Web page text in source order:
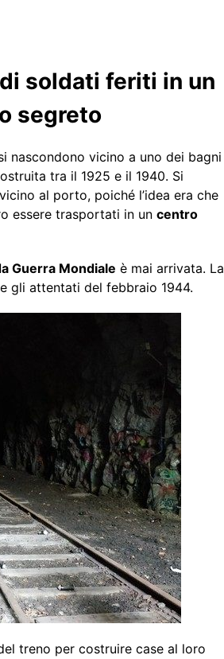
soldati feriti in un
segreto
nascondono vicino a uno dei bagni
tra il 1925 e il 1940. Si
al porto, poiché l’idea era che
essere trasportati in un centro
Guerra Mondiale è mai arrivata. La
gli attentati del febbraio 1944.
treno per costruire case al loro